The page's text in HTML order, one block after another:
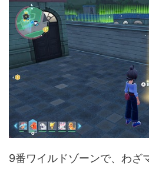
9番ワイルドゾーンで、わざ